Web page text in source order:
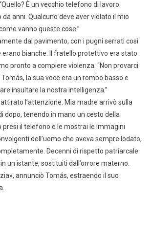
È un vecchio telefono di lavoro.
da anni. Qualcuno deve aver violato il mio
vanno queste cose.”
dal pavimento, con i pugni serrati così
erano bianche. Il fratello protettivo era stato
pronto a compiere violenza. “Non provarci
la sua voce era un rombo basso e
insultare la nostra intelligenza.”
attirato l’attenzione. Mia madre arrivò sulla
dopo, tenendo in mano un cesto della
presi il telefono e le mostrai le immagini
dell’uomo che aveva sempre lodato,
Decenni di rispetto patriarcale
un istante, sostituiti dall’orrore materno.
annunciò Tomás, estraendo il suo